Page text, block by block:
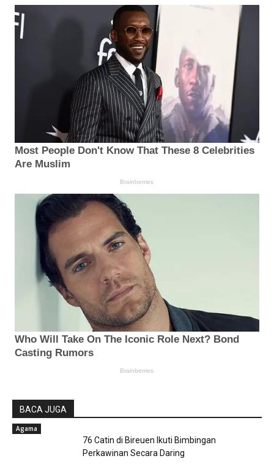
BACA JUGA
Agama
76 Catin di Bireuen Ikuti Bimbingan
Perkawinan Secara Daring